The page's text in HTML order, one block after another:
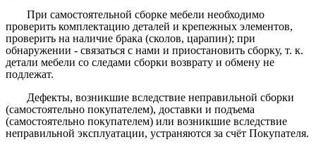
При самостоятельной сборке мебели необходимо
проверить комплектацию деталей и крепежных элементов,
проверить на наличие брака (сколов, царапин); при
обнаружении - связаться с нами и приостановить сборку, т. к.
детали мебели со следами сборки возврату и обмену не
подлежат.
Дефекты, возникшие вследствие неправильной сборки
(самостоятельно покупателем), доставки и подъема
(самостоятельно покупателем) или возникшие вследствие
неправильной эксплуатации, устраняются за счёт Покупателя.